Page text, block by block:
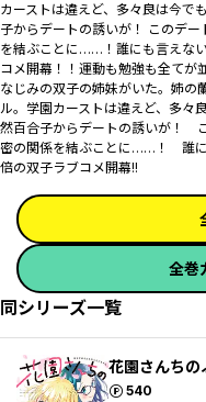
カーストは違えど、多々良は今で
子からデートの誘いが！ このデ
を結ぶことに……！誰にも言えな
コメ開幕！！運動も勉強も全てが
なじみの双子の姉妹がいた。姉の
ル。学園カーストは違えど、多々
然百合子からデートの誘いが！
密の関係を結ぶことに……！ 誰
倍の双子ラブコメ開幕!!
全巻
同シリーズ一覧
花園さんちの
540
ポイント